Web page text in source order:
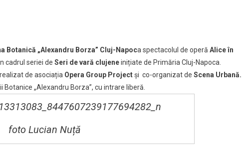
spectacolul
„Alice
în
țara
din
Botanică
Botanică „Alexandru Borza” Cluj-Napoca spectacolul de operă Alice în
cadrul seriei de Seri de vară clujeneinițiate de Primăria Cluj-Napoca.
de asociația Opera Group Projectși co-organizat de Scena Urbană.
„Alexandru Borza”, cu intrare liberă.
foto Lucian Nuță